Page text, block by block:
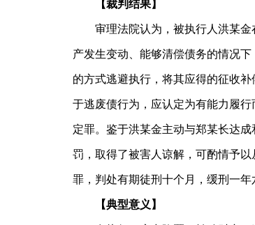
【裁判结果】
审理法院认为，被执行人洪某
产发生变动、能够清偿债务的情况
的方式逃避执行，将其应得的征收
于逃废债行为，应认定为有能力履
定罪。鉴于洪某金主动与郑某长达
罚，取得了被害人谅解，可酌情予
罪，判处有期徒刑十个月，缓刑一年
【典型意义】